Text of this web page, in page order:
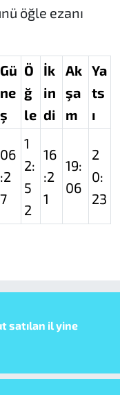
öğle ezanı
Gü
ne
ş
Ö
ğ
le
İk
in
di
Ak
şa
m
Ya
ts
ı
06
:2
7
1
2:
5
2
16
:2
1
19:
06
2
0:
23
satılan il yine